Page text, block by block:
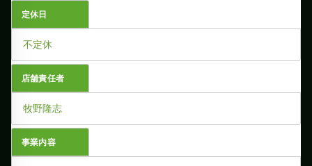
定休日
不定休
店舗責任者
牧野隆志
事業内容